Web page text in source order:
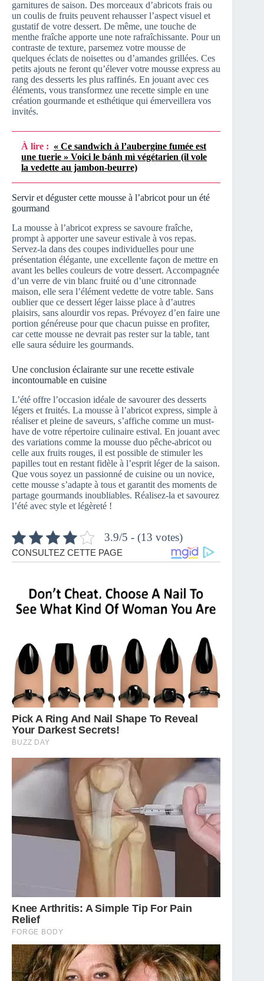
garnitures de saison. Des morceaux d’abricots frais ou
un coulis de fruits peuvent rehausser l’aspect visuel et
gustatif de votre dessert. De même, une touche de
menthe fraîche apporte une note rafraîchissante. Pour un
contraste de texture, parsemez votre mousse de
quelques éclats de noisettes ou d’amandes grillées. Ces
petits ajouts ne feront qu’élever votre mousse express au
rang des desserts les plus raffinés. En jouant avec ces
éléments, vous transformez une recette simple en une
création gourmande et esthétique qui émerveillera vos
invités.
À lire : « Ce sandwich à l’aubergine fumée est
une tuerie » Voici le bánh mì végétarien (il vole
la vedette au jambon-beurre)
Servir et déguster cette mousse à l’abricot pour un été
gourmand
La mousse à l’abricot express se savoure fraîche,
prompt à apporter une saveur estivale à vos repas.
Servez-la dans des coupes individuelles pour une
présentation élégante, une excellente façon de mettre en
avant les belles couleurs de votre dessert. Accompagnée
d’un verre de vin blanc fruité ou d’une citronnade
maison, elle sera l’élément vedette de votre table. Sans
oublier que ce dessert léger laisse place à d’autres
plaisirs, sans alourdir vos repas. Prévoyez d’en faire une
portion généreuse pour que chacun puisse en profiter,
car cette mousse ne devrait pas rester sur la table, tant
elle saura séduire les gourmands.
Une conclusion éclairante sur une recette estivale
incontournable en cuisine
L’été offre l’occasion idéale de savourer des desserts
légers et fruités. La mousse à l’abricot express, simple à
réaliser et pleine de saveurs, s’affiche comme un must-
have de votre répertoire culinaire estival. En jouant avec
des variations comme la mousse duo pêche-abricot ou
celle aux fruits rouges, il est possible de stimuler les
papilles tout en restant fidèle à l’esprit léger de la saison.
Que vous soyez un passionné de cuisine ou un novice,
cette mousse s’adapte à tous et garantit des moments de
partage gourmands inoubliables. Réalisez-la et savourez
l’été avec style et légèreté !
3.9/5 - (13 votes)